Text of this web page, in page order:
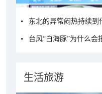
东北的异常闷热持续到
台风“白海豚”为什么会
生活旅游